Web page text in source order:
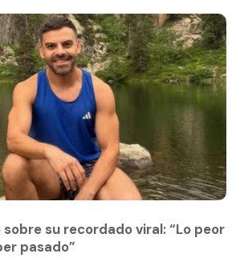
su recordado viral: “Lo peor
pasado”